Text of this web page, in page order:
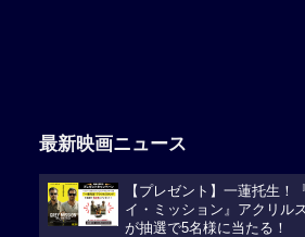
最新映画ニュース
【プレゼント】一蓮托生！
イ・ミッション』アクリル
が抽選で5名様に当たる！